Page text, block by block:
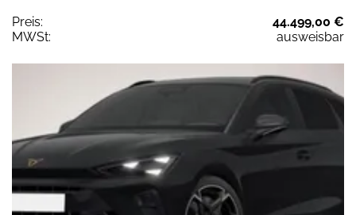
Preis:
44.499,00 €
MWSt:
ausweisbar